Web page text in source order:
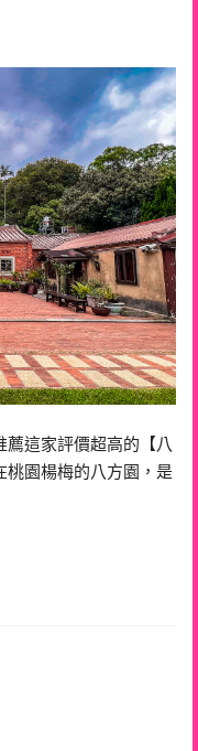
這家評價超高的【八
桃園楊梅的八方園，是